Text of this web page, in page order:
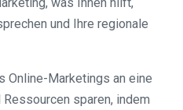
und Ihre regionale
Online-Marketings an eine
sparen, indem